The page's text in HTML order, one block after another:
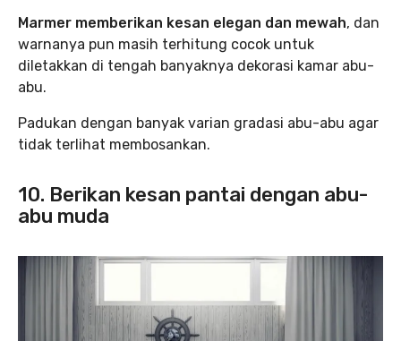
Marmer memberikan kesan elegan dan mewah, dan
warnanya pun masih terhitung cocok untuk
diletakkan di tengah banyaknya dekorasi kamar abu-
abu.
Padukan dengan banyak varian gradasi abu-abu agar
tidak terlihat membosankan.
10. Berikan kesan pantai dengan abu-
abu muda